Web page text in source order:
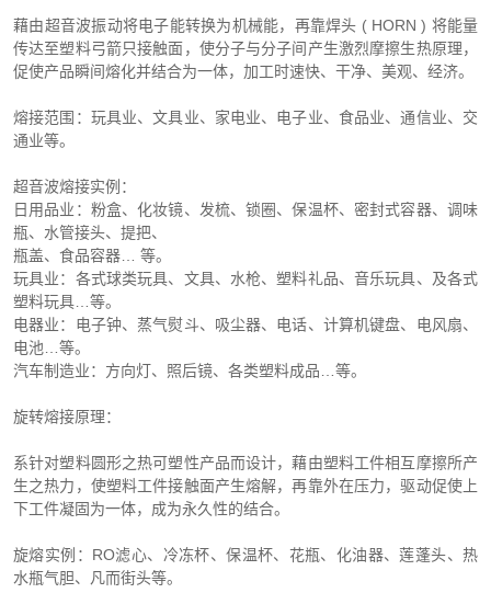
藉由超音波振动将电子能转换为机械能，再靠焊头 ( HORN ) 将能量
传达至塑料弓箭只接触面，使分子与分子间产生激烈摩擦生热原理，
促使产品瞬间熔化并结合为一体，加工时速快、干净、美观、经济。
熔接范围：玩具业、文具业、家电业、电子业、食品业、通信业、交
通业等。
超音波熔接实例：
日用品业：粉盒、化妆镜、发梳、锁圈、保温杯、密封式容器、调味
瓶、水管接头、提把、
瓶盖、食品容器… 等。
玩具业：各式球类玩具、文具、水枪、塑料礼品、音乐玩具、及各式
塑料玩具…等。
电器业：电子钟、蒸气熨斗、吸尘器、电话、计算机键盘、电风扇、
电池…等。
汽车制造业：方向灯、照后镜、各类塑料成品…等。
旋转熔接原理：
系针对塑料圆形之热可塑性产品而设计，藉由塑料工件相互摩擦所产
生之热力，使塑料工件接触面产生熔解，再靠外在压力，驱动促使上
下工件凝固为一体，成为永久性的结合。
旋熔实例 ：RO滤心、冷冻杯、保温杯、花瓶、化油器、莲蓬头、热
水瓶气胆、凡而街头等。